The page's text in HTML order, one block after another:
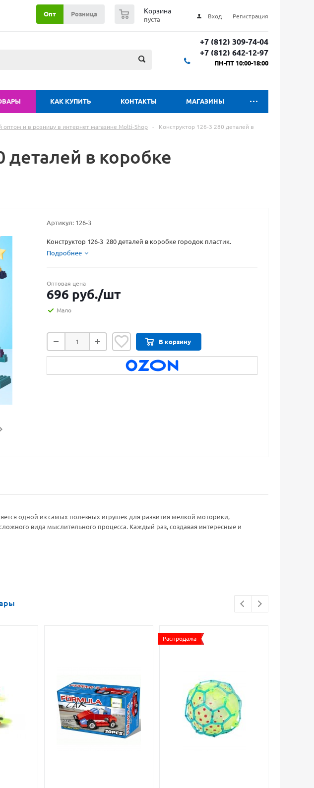
Вход Регистрация
Корзина
пуста
Опт Розница
+7 (812) 309-74-04
+7 (812) 642-12-97
ПН-ПТ 10:00-18:00
КАК КУПИТЬ КОНТАКТЫ МАГАЗИНЫ
оптом и в розницу в интернет магазине Molti-Shop -
Конструктор 126-3 280 деталей в
деталей в коробке
Артикул: 126-3
Конструктор 126-3 280 деталей в коробке городок пластик.
Подробнее
Оптовая цена
696 руб./шт
Мало
В корзину
одной из самых полезных игрушек для развития мелкой моторики,
вида мыслительного процесса. Каждый раз, создавая интересные и
Распродажа